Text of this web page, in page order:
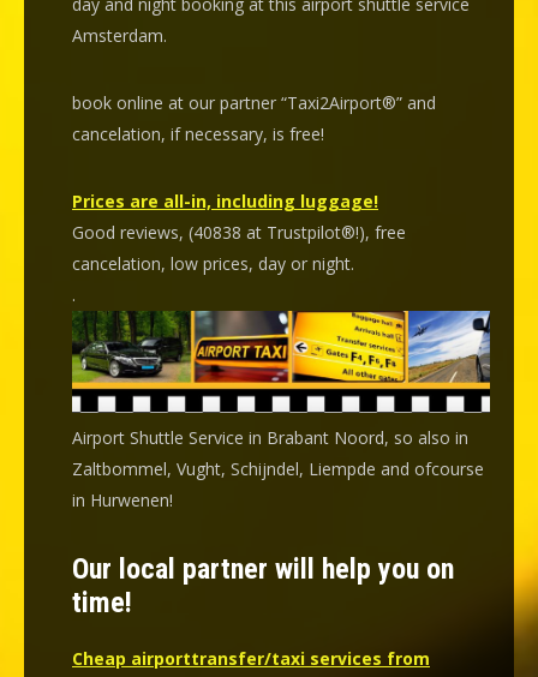
Amsterdam.
book online at our partner “Taxi2Airport®” and
cancelation, if necessary, is free!
Prices are all-in, including luggage!
Good reviews, (40838 at Trustpilot®!), free
cancelation, low prices, day or night.
.
Airport Shuttle Service in Brabant Noord, so also in
Zaltbommel, Vught, Schijndel, Liempde and ofcourse
in Hurwenen!
Our local partner will help you on
time!
Cheap airporttransfer/taxi services from